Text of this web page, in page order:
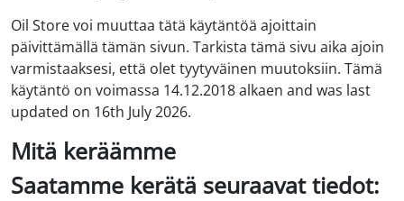
Oil Store voi muuttaa tätä käytäntöä ajoittain
päivittämällä tämän sivun. Tarkista tämä sivu aika ajoin
varmistaaksesi, että olet tyytyväinen muutoksiin. Tämä
käytäntö on voimassa 14.12.2018 alkaen and was last
updated on 16th July 2026.
Mitä keräämme
Saatamme kerätä seuraavat tiedot: